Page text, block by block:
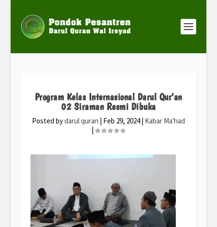
Program Kelas Internasional Darul Qur’an
02 Siraman Resmi Dibuka
Posted bydarul quran | Feb 29, 2024| Kabar Ma'had
|